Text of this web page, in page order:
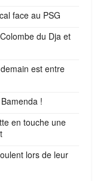
face au PSG
du Dja et
est entre
!
en touche une
lors de leur